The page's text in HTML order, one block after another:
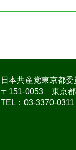
日本共産党東京都委
〒151-0053 東京都
TEL：03-3370-